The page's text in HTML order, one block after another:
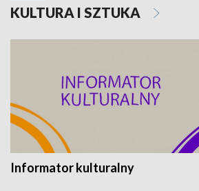
KULTURA I SZTUKA
Informator kulturalny